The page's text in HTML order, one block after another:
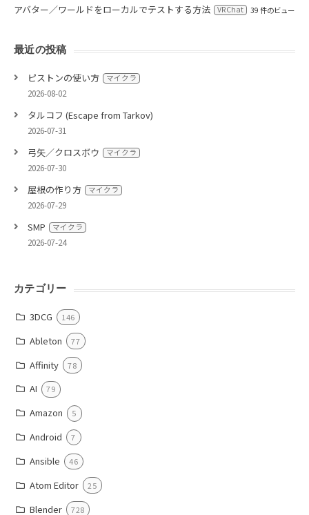
アバター／ワールドをローカルでテストする方法 VRChat 39 件のビュー
最近の投稿
ピストンの使い方 マイクラ
2026-08-02
タルコフ (Escape from Tarkov)
2026-07-31
弓矢／クロスボウ マイクラ
2026-07-30
屋根の作り方 マイクラ
2026-07-29
SMP マイクラ
2026-07-24
カテゴリー
3DCG 146
Ableton 77
Affinity 78
AI 79
Amazon 5
Android 7
Ansible 46
Atom Editor 25
Blender 728